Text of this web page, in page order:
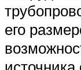
его